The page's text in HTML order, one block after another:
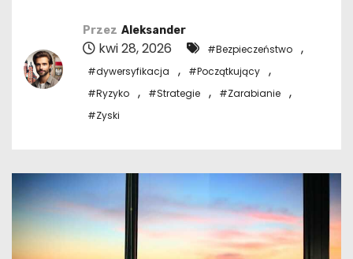
Przez Aleksander
kwi 28, 2026 #Bezpieczeństwo ,
#dywersyfikacja , #Początkujący ,
#Ryzyko , #Strategie , #Zarabianie ,
#Zyski